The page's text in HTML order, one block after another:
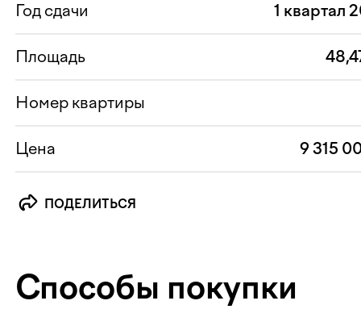
Год сдачи 1 квартал
Площадь
Номер квартиры
Цена 9 315
ПОДЕЛИТЬСЯ
Способы покупки